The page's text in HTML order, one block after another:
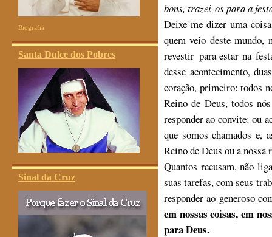
Biografia
Santa Dulce dos Pobres
Sinal da Cruz
bons, trazei-os para a
Deixe-me dizer uma
quem veio deste mundo,
revestir para estar na
desse acontecimento,
coração, primeiro: todos
Reino de Deus, todos
responder ao convite: ou
que somos chamados e,
Reino de Deus ou a nossa
Quantos recusam, não
suas tarefas, com seus
responder ao generoso
em nossas coisas, em
para Deus.